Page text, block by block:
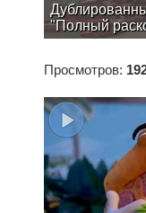
"Полный
Просмотров: